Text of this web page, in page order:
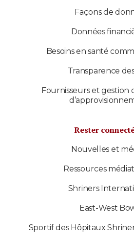
Façons de
Données
Besoins en santé
Transparence
Fournisseurs et gestion
Rester
Nouvelles et
Ressources
Shriners
East-West
Sportif des Hôpitaux